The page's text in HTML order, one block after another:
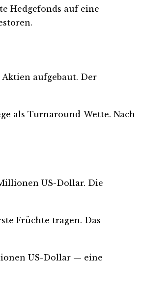
Hedgefonds auf eine
aufgebaut. Der
als Turnaround-Wette. Nach
US-Dollar. Die
Früchte tragen. Das
US-Dollar — eine